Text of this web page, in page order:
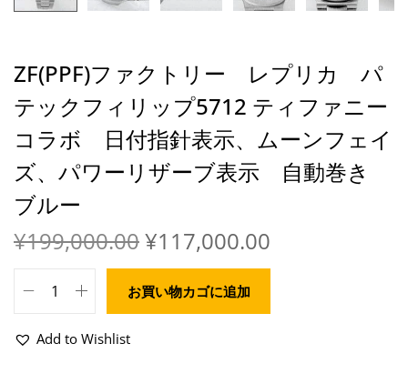
ZF(PPF)ファクトリー レプリカ パ
テックフィリップ5712 ティファニー
コラボ 日付指針表示、ムーンフェイ
ズ、パワーリザーブ表示 自動巻き
ブルー
¥199,000.00¥117,000.00
お買い物カゴに追加
Add to Wishlist